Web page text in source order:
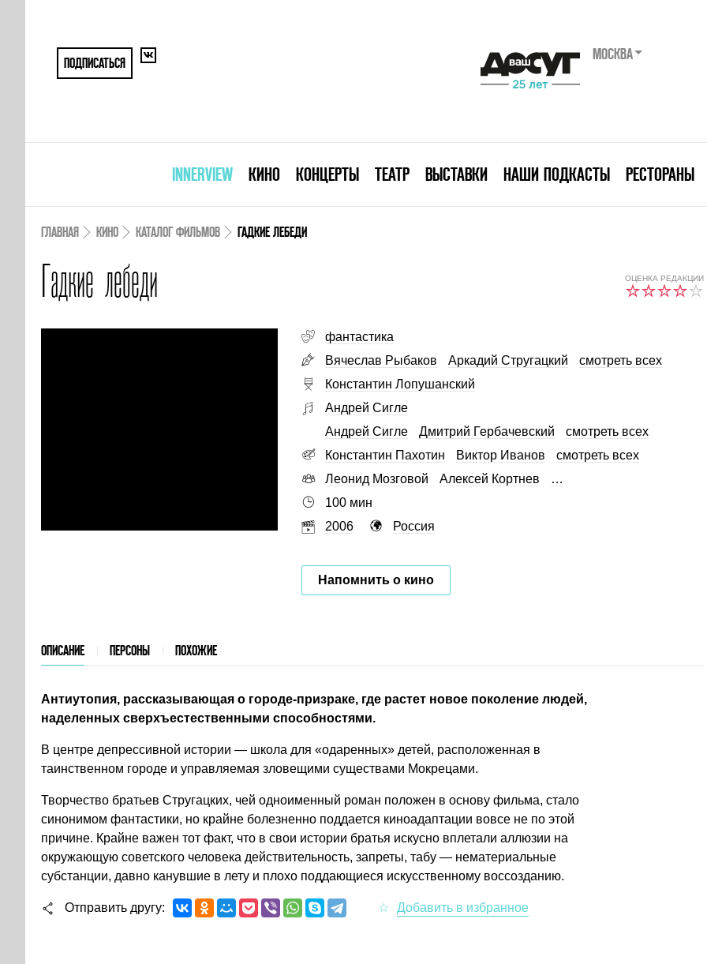
ПОДПИСАТЬСЯ
МОСКВА
INNERVIEW КИНО КОНЦЕРТЫ ТЕАТР ВЫСТАВКИ НАШИ ПОДКАСТЫ РЕСТОРАНЫ
ГЛАВНАЯ КИНО КАТАЛОГ ФИЛЬМОВ ГАДКИЕ ЛЕБЕДИ
Гадкие лебеди ОЦЕНКА РЕДАКЦИИ
фантастика
Вячеслав Рыбаков
Аркадий Стругацкий
смотреть всех
Константин Лопушанский
Андрей Сигле
Андрей Сигле
Дмитрий Гербачевский
смотреть всех
Константин Пахотин
Виктор Иванов
смотреть всех
Леонид Мозговой
Алексей Кортнев
…
100 мин
2006
Россия
Напомнить о кино
ОПИСАНИЕ ПЕРСОНЫ ПОХОЖИЕ
Антиутопия, рассказывающая о городе-призраке, где растет новое поколение людей,
наделенных сверхъестественными способностями.
В центре депрессивной истории — школа для «одаренных» детей, расположенная в
таинственном городе и управляемая зловещими существами Мокрецами.
Творчество братьев Стругацких, чей одноименный роман положен в основу фильма, стало
синонимом фантастики, но крайне болезненно поддается киноадаптации вовсе не по этой
причине. Крайне важен тот факт, что в свои истории братья искусно вплетали аллюзии на
окружающую советского человека действительность, запреты, табу — нематериальные
субстанции, давно канувшие в лету и плохо поддающиеся искусственному воссозданию.
Отправить другу